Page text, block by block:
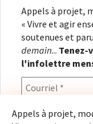
Appels à projet,
« Vivre et agir
soutenues et
demain... Tenez-
l'infolettre
Appels à projet,